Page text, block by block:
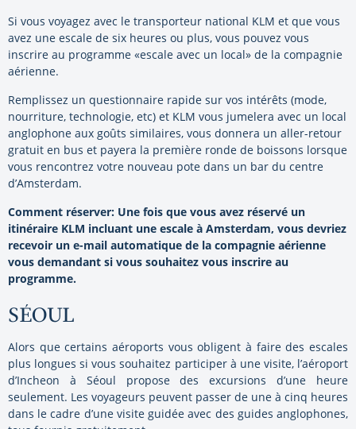
Si vous voyagez avec le transporteur national KLM et que vous
avez une escale de six heures ou plus, vous pouvez vous
inscrire au programme «escale avec un local» de la compagnie
aérienne.
Remplissez un questionnaire rapide sur vos intérêts (mode,
nourriture, technologie, etc) et KLM vous jumelera avec un local
anglophone aux goûts similaires, vous donnera un aller-retour
gratuit en bus et payera la première ronde de boissons lorsque
vous rencontrez votre nouveau pote dans un bar du centre
d’Amsterdam.
Comment réserver: Une fois que vous avez réservé un
itinéraire KLM incluant une escale à Amsterdam, vous devriez
recevoir un e-mail automatique de la compagnie aérienne
vous demandant si vous souhaitez vous inscrire au
programme.
SÉOUL
Alors que certains aéroports vous obligent à faire des escales
plus longues si vous souhaitez participer à une visite, l’aéroport
d’Incheon à Séoul propose des excursions d’une heure
seulement. Les voyageurs peuvent passer de une à cinq heures
dans le cadre d’une visite guidée avec des guides anglophones,